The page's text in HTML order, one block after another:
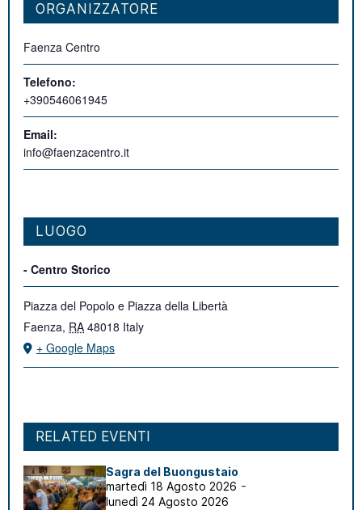
LUOGO
- Centro Storico
Piazza del Popolo e Piazza della Libertà
Faenza, RA 48018 Italy
+ Google Maps
ORGANIZZATORE
Faenza Centro
Telefono:
+390546061945
Email:
info@faenzacentro.it
RELATED EVENTI
Sagra del Buongustaio
martedì 18 Agosto 2026 -
lunedì 24 Agosto 2026